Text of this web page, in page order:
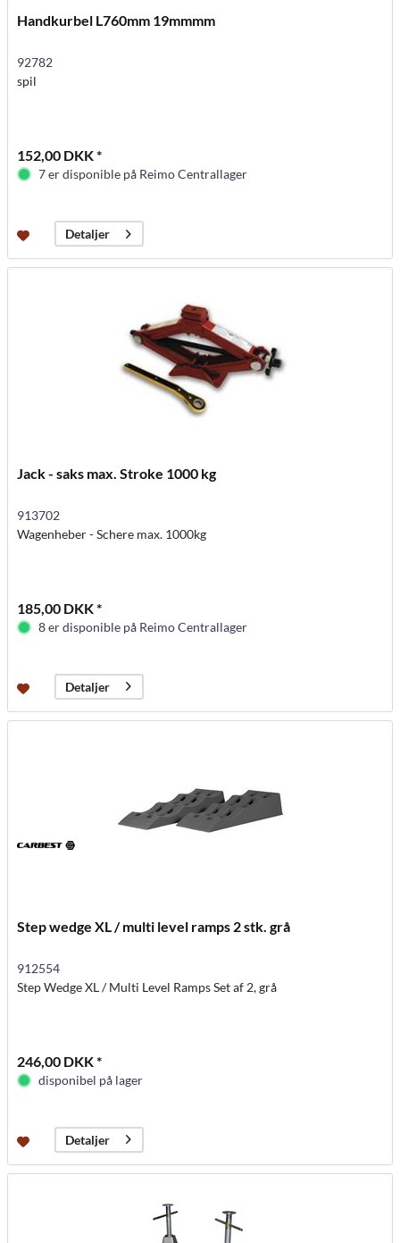
Handkurbel L760mm 19mmmm
92782
spil
152,00 DKK *
7 er disponible på Reimo Centrallager
Detaljer
Jack - saks max. Stroke 1000 kg
913702
Wagenheber - Schere max. 1000kg
185,00 DKK *
8 er disponible på Reimo Centrallager
Detaljer
Step wedge XL / multi level ramps 2 stk. grå
912554
Step Wedge XL / Multi Level Ramps Set af 2, grå
246,00 DKK *
disponibel på lager
Detaljer